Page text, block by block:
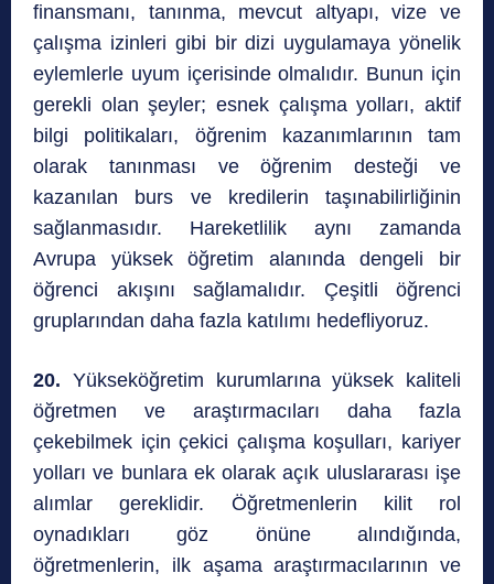
finansmanı, tanınma, mevcut altyapı, vize ve
çalışma izinleri gibi bir dizi uygulamaya yönelik
eylemlerle uyum içerisinde olmalıdır. Bunun için
gerekli olan şeyler; esnek çalışma yolları, aktif
bilgi politikaları, öğrenim kazanımlarının tam
olarak tanınması ve öğrenim desteği ve
kazanılan burs ve kredilerin taşınabilirliğinin
sağlanmasıdır. Hareketlilik aynı zamanda
Avrupa yüksek öğretim alanında dengeli bir
öğrenci akışını sağlamalıdır. Çeşitli öğrenci
gruplarından daha fazla katılımı hedefliyoruz.
20. Yükseköğretim kurumlarına yüksek kaliteli
öğretmen ve araştırmacıları daha fazla
çekebilmek için çekici çalışma koşulları, kariyer
yolları ve bunlara ek olarak açık uluslararası işe
alımlar gereklidir. Öğretmenlerin kilit rol
oynadıkları göz önüne alındığında,
öğretmenlerin, ilk aşama araştırmacılarının ve